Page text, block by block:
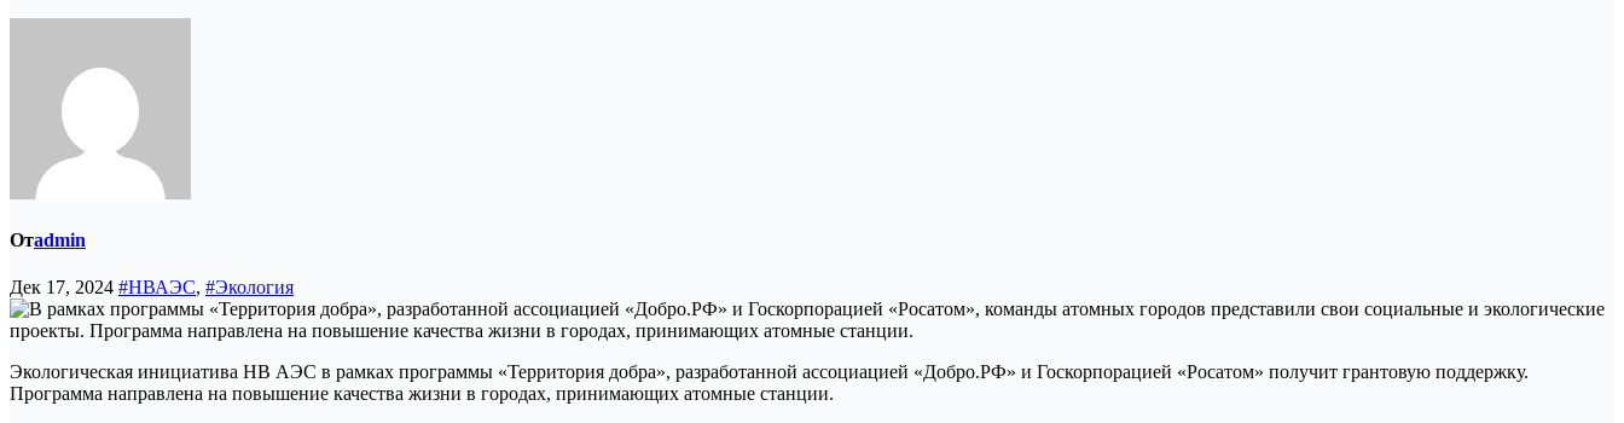
Отadmin
Дек 17, 2024 #НВАЭС, #Экология
Экологическая инициатива НВ АЭС в рамках программы «Территория добра», разработанной ассоциацией «Добро.РФ» и Госкорпорацией «Росатом» получит грантовую поддержку.
Программа направлена на повышение качества жизни в городах, принимающих атомные станции.